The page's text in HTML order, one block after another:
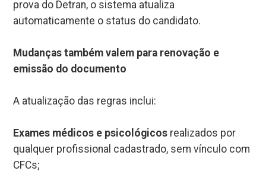
prova do Detran, o sistema atualiza
automaticamente o status do candidato.
Mudanças também valem para renovação e
emissão do documento
A atualização das regras inclui:
Exames médicos e psicológicos realizados por
qualquer profissional cadastrado, sem vínculo com
CFCs;